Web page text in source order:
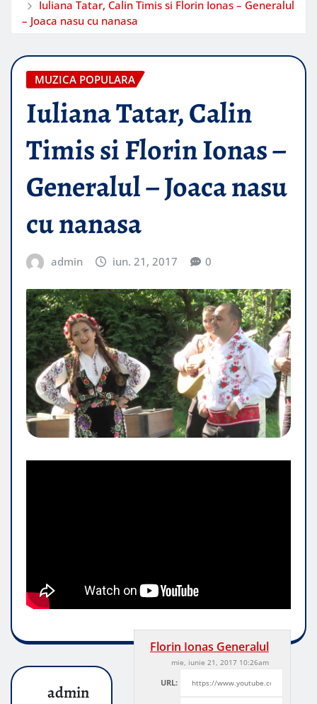
Iuliana Tatar, Calin Timis si Florin Ionas – Generalul
– Joaca nasu cu nanasa
MUZICA POPULARA
Iuliana Tatar, Calin
Timis si Florin Ionas –
Generalul – Joaca nasu
cu nanasa
admin iun. 21, 2017 0
Florin Ionas Generalul
mie, iunie 21, 2017 10:26am
URL:
admin